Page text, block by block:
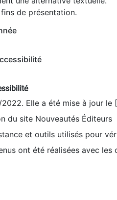
de présentation.
Elle a été mise à jour le
du site Nouveautés Éditeurs
et outils utilisés pour
ont été réalisées avec les